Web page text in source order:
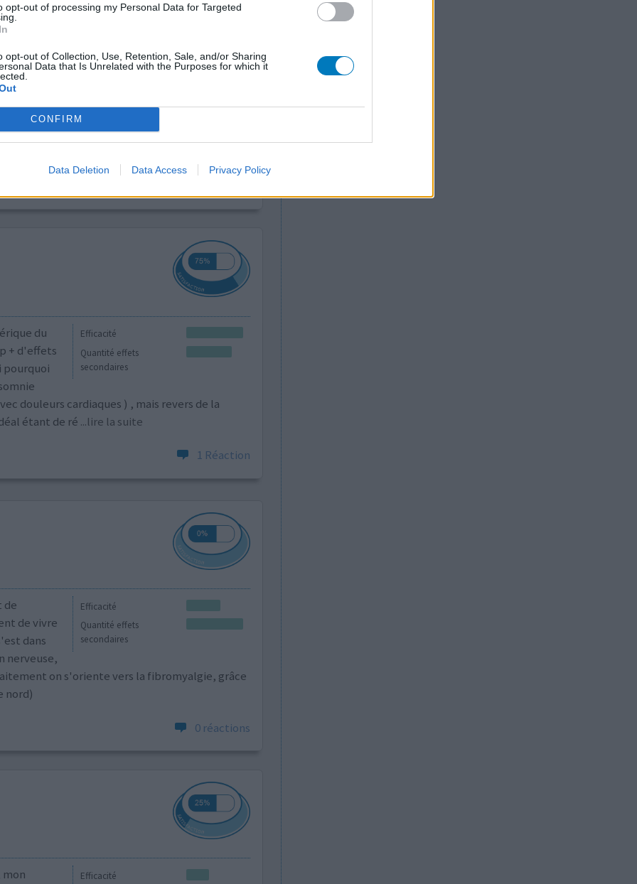
opt-out of processing my Personal Data for Targeted
opt-out of Collection, Use, Retention, Sale, and/or Sharing
Data that Is Unrelated with the Purposes for which it
CONFIRM
Data Deletion Data Access Privacy Policy
Efficacité
zolpidem
... Pour donné aussi un exemple j'ai pris
problè
Efficacité
Quantité effets
secondaires
du
+ d'effets
pourquoi
douleurs cardiaques ) , mais revers de la
étant de ré ...lire la suite
1 Réaction
Efficacité
Quantité effets
secondaires
de
de vivre
dans
nerveuse,
on s'oriente vers la fibromyalgie, grâce
nord)
0 réactions
Efficacité